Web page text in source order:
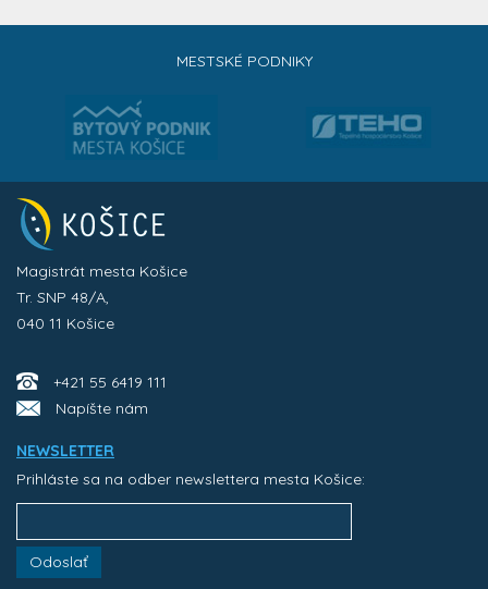
MESTSKÉ PODNIKY
Magistrát mesta Košice
Tr. SNP 48/A,
040 11 Košice
+421 55 6419 111
Napíšte nám
NEWSLETTER
Prihláste sa na odber newslettera mesta Košice:
Odoslať